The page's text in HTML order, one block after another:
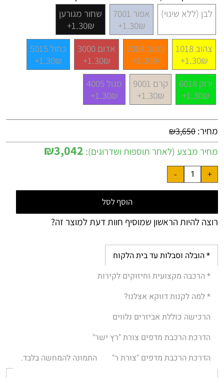
לבן (ללא שינוי)
אפור 7001
1.30₪+
שחור מגורען
1.30₪+
צהוב 1018
1.30₪+
כתום 2004
1.30₪+
אדום 3000
1.30₪+
כחול 5015
1.30₪+
ירוק 6018
1.30₪+
קרם 9001
1.30₪+
סגול 4005
1.30₪+
מחיר: ₪3,650
מחיר מבצע (לאחר תוספות ושדרוגים): ₪3,042
הוסף לסל
רוצה להיות הראשון שמוסיף חוות דעת למוצר זה?
* הובלה וסבלות עד בית הלקוח
* הרכבה מקצועית וחיזוקים לקירות
* למה לקנות דווקא אצלנו?
הרכישה כוללת אביזרים נלווים
הדרכת הרכבת מדפים צורת "רץ ישר"
הדרכת הרכבת מדפים "צורת ר"
התמונה להמחשה בלבד.